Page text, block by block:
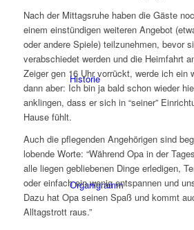
Historie
Organigramm
Nach der Mittagsruhe haben die Gäste
einem einstündigen weiteren Angebot
oder andere Spiele) teilzunehmen, bevor
verabschiedet werden und die Heimfahrt
Zeiger gen 16 Uhr vorrückt, werde ich ein
dann aber: Ich bin ja bald schon wieder
anklingen, dass er sich in “seiner”
Hause fühlt.
Auch die pflegenden Angehörigen sind
lobende Worte: “Während Opa in der
alle liegen gebliebenen Dinge erledigen,
oder einfach ein wenig entspannen und
Dazu hat Opa seinen Spaß und kommt
Alltagstrott raus.”